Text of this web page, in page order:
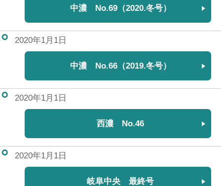
中濃 No.69（2020.冬号）
2020年1月1日
中濃 No.66（2019.冬号）
2020年1月1日
西濃 No.46
2020年1月1日
岐阜中央 最終号